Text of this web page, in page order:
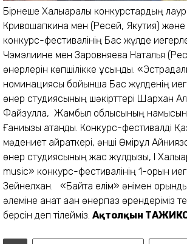
Бірнеше Халықаралық конкурстардың
Кривошапкина мен (Ресей, Якутия) және
конкурс-фестивалінің Бас жүлде
Чэмэлиине мен Заровняева Наталья
өнерлерін көпшілікке ұсынды.
номинациясы бойынша Бас жүлденің
өнер студиясының шәкірттері Шархан
Файзулла, Жамбыл облысының намысын
Ғаниқызы атанды. Конкурс-фестивалді
мәдениет қайраткері, әнші Өмірқұл
өнер студиясының жас жұлдызы, І
music» конкурс-фестивалінің 1-орын
Зейнелхан. «Байтақ елім» әнімен
әлеміне қанат қаққан өнерпаз өрендеріміз
берсін деп тілейміз. Ақтолқын